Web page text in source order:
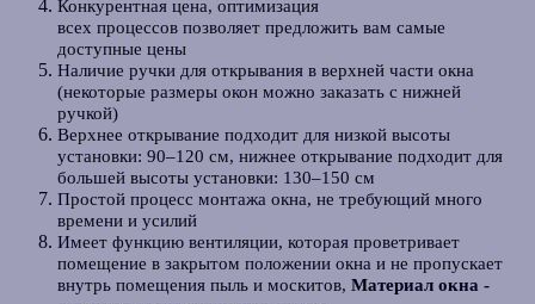
Конкурентная цена, оптимизация
всех процессов позволяет предложить вам самые
доступные цены
Наличие ручки для открывания в верхней части окна
(некоторые размеры окон можно заказать с нижней
ручкой)
Верхнее открывание подходит для низкой высоты
установки: 90–120 см, нижнее открывание подходит для
большей высоты установки: 130–150 см
Простой процесс монтажа окна, не требующий много
времени и усилий
Имеет функцию вентиляции, которая проветривает
помещение в закрытом положении окна и не пропускает
внутрь помещения пыль и москитов, Материал окна -